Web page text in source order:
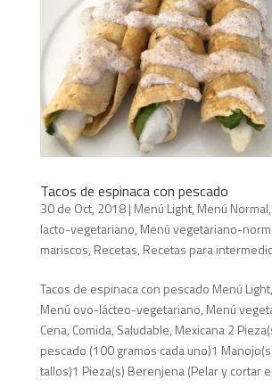
Tacos de espinaca con pescado
30 de Oct, 2018| Menú Light, Menú Normal,
lacto-vegetariano, Menú vegetariano-
mariscos, Recetas, Recetas para
Tacos de espinaca con pescado Menú
Menú ovo-lácteo-vegetariano, Menú
Cena, Comida, Saludable, Mexicana 2
pescado (100 gramos cada uno)1
tallos)1 Pieza(s) Berenjena (Pelar y cortar